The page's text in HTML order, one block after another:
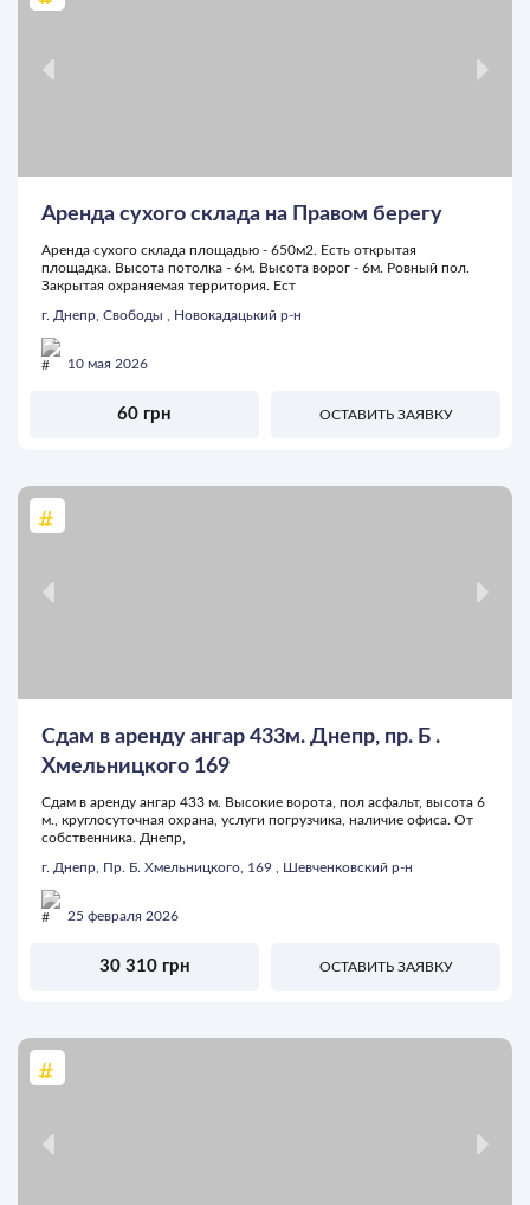
Аренда сухого склада на Правом берегу
Аренда сухого склада площадью - 650м2. Есть открытая
площадка. Высота потолка - 6м. Высота ворог - 6м. Ровный пол.
Закрытая охраняемая территория. Ест
г. Днепр, Свободы , Новокадацький р-н
10 мая 2026
60 грн ОСТАВИТЬ ЗАЯВКУ
Сдам в аренду ангар 433м. Днепр, пр. Б .
Хмельницкого 169
Сдам в аренду ангар 433 м. Высокие ворота, пол асфальт, высота 6
м., круглосуточная охрана, услуги погрузчика, наличие офиса. От
собственника. Днепр,
г. Днепр, Пр. Б. Хмельницкого, 169 , Шевченковский р-н
25 февраля 2026
30 310 грн ОСТАВИТЬ ЗАЯВКУ